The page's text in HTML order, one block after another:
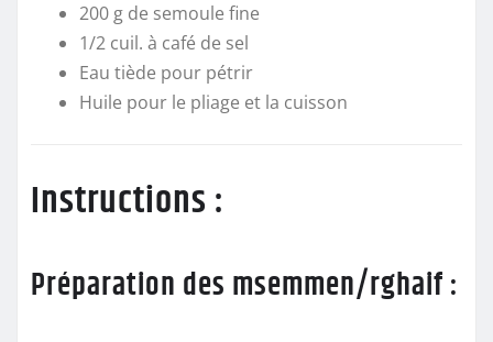
200 g de semoule fine
1/2 cuil. à café de sel
Eau tiède pour pétrir
Huile pour le pliage et la cuisson
Instructions :
Préparation des msemmen/rghaif :